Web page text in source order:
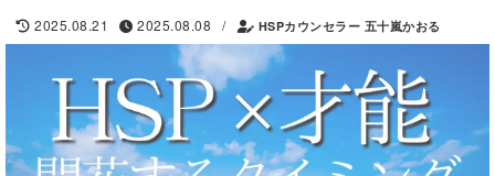
2025.08.21 2025.08.08 / HSPカウンセラー 五十嵐かおる